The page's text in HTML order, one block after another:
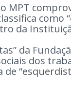
MPT
como
da
da
dos